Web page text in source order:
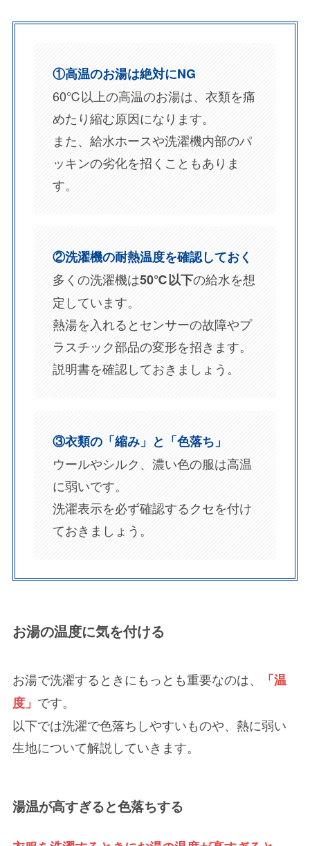
①高温のお湯は絶対にNG
60℃以上の高温のお湯は、衣類を痛
めたり縮む原因になります。
また、給水ホースや洗濯機内部のパ
ッキンの劣化を招くこともありま
す。
②洗濯機の耐熱温度を確認しておく
多くの洗濯機は50℃以下の給水を想
定しています。
熱湯を入れるとセンサーの故障やプ
ラスチック部品の変形を招きます。
説明書を確認しておきましょう。
③衣類の「縮み」と「色落ち」
ウールやシルク、濃い色の服は高温
に弱いです。
洗濯表示を必ず確認するクセを付け
ておきましょう。
お湯の温度に気を付ける
お湯で洗濯するときにもっとも重要なのは、
「温
度」 です。
以下では洗濯で色落ちしやすいものや、 熱に弱い
生地について解説していきます。
湯温が高すぎると色落ちする